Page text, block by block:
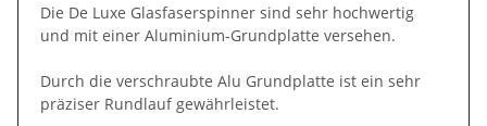
Die De Luxe Glasfaserspinner sind sehr hochwertig
und mit einer Aluminium-Grundplatte versehen.
Durch die verschraubte Alu Grundplatte ist ein sehr
präziser Rundlauf gewährleistet.